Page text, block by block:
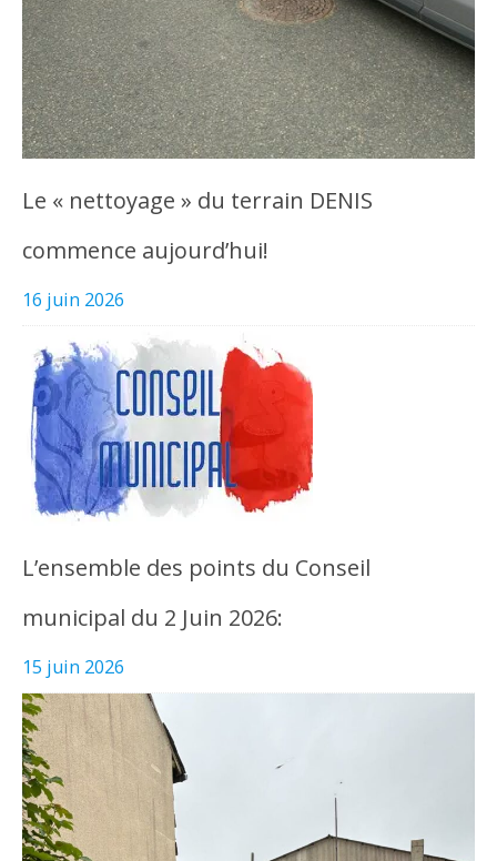
Le « nettoyage » du terrain DENIS
commence aujourd’hui!
16 juin 2026
L’ensemble des points du Conseil
municipal du 2 Juin 2026:
15 juin 2026